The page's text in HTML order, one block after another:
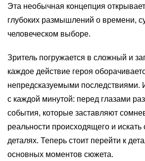
Эта необычная концепция
глубоких размышлений о времени,
человеческом выборе.
Зритель погружается в сложный и
каждое действие героя
непредсказуемыми последствиями.
с каждой минутой: перед глазами
события, которые заставляют
реальности происходящего и
деталях. Теперь стоит перейти к
основных моментов сюжета.